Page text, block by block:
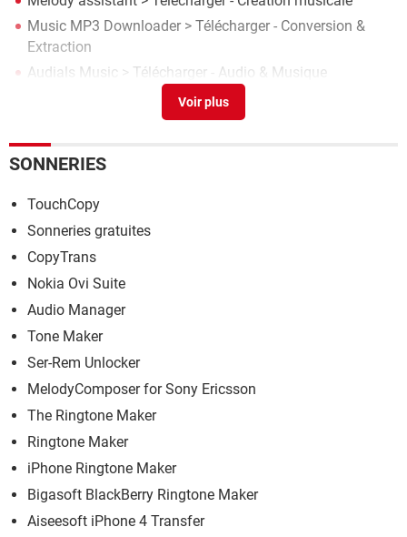
Music MP3 Downloader > Télécharger - Conversion &
Extraction
Audials Music > Télécharger - Audio & Musique
> Télécharger - Lecture & Playlists
SONNERIES
TouchCopy
Sonneries gratuites
CopyTrans
Nokia Ovi Suite
Audio Manager
Tone Maker
Ser-Rem Unlocker
MelodyComposer for Sony Ericsson
The Ringtone Maker
Ringtone Maker
iPhone Ringtone Maker
Bigasoft BlackBerry Ringtone Maker
Aiseesoft iPhone 4 Transfer